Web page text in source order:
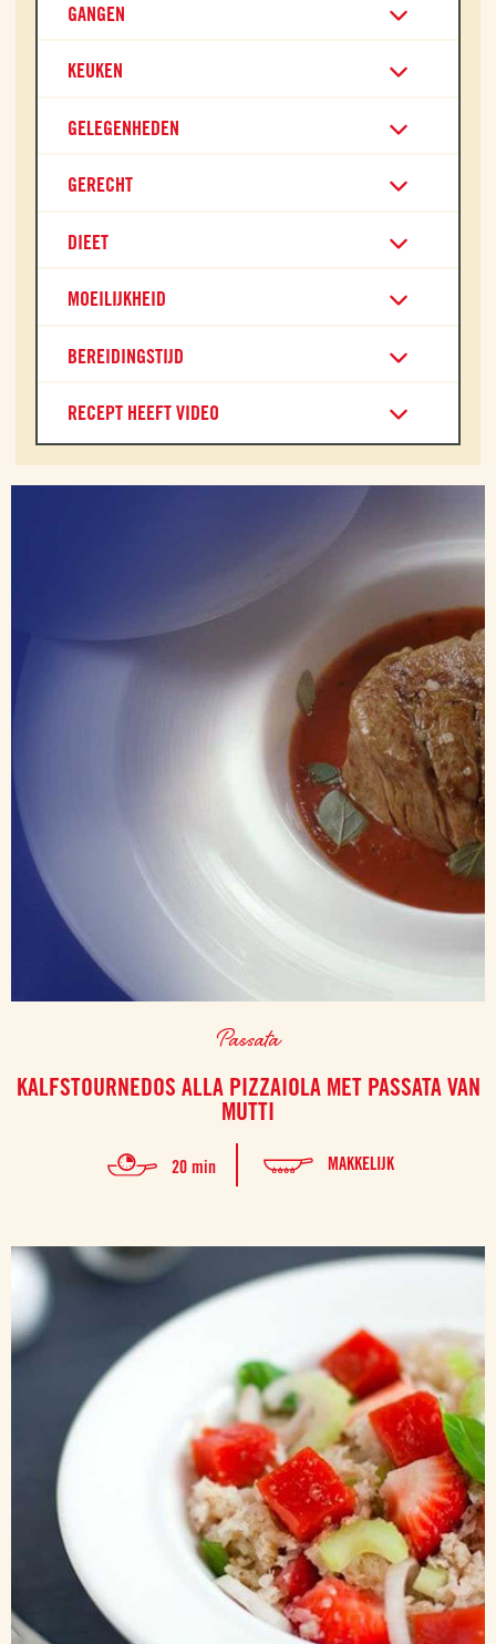
GANGEN
KEUKEN
GELEGENHEDEN
GERECHT
DIEET
MOEILIJKHEID
BEREIDINGSTIJD
RECEPT HEEFT VIDEO
Passata
KALFSTOURNEDOS ALLA PIZZAIOLA MET PASSATA VAN
MUTTI
20 min MAKKELIJK